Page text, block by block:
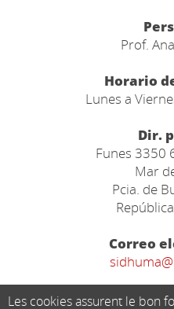
Prof.
Horario
Lunes a
Dir.
Funes 3350
Mar
Pcia. de
Correo
Les cookies assurent le bon